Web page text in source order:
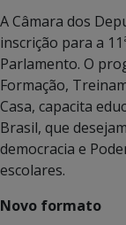
A Câmara dos
inscrição para a
Parlamento. O
Formação,
Casa, capacita
Brasil, que
democracia e
escolares.
Novo formato